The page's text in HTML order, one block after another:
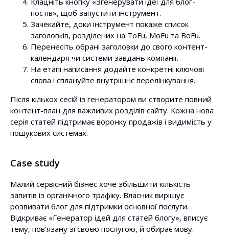
постів», щоб запустити інструмент.
Зачекайте, доки інструмент покаже список
заголовків, розділених на ToFu, MoFu та BoFu.
Перенесіть обрані заголовки до свого контент-
календаря чи системи завдань компанії.
На етапі написання додайте конкретні ключові
слова і сплануйте внутрішнє перелінкування.
Після кількох сесій із генератором ви створите повний
контент-план для важливих розділів сайту. Кожна нова
серія статей підтримає воронку продажів і видимість у
пошукових системах.
Case study
Малий сервісний бізнес хоче збільшити кількість
запитів із органічного трафіку. Власник вирішує
розвивати блог для підтримки основної послуги.
Відкриває «Генератор ідей для статей блогу», вписує
тему, пов’язану зі своєю послугою, й обирає мову.